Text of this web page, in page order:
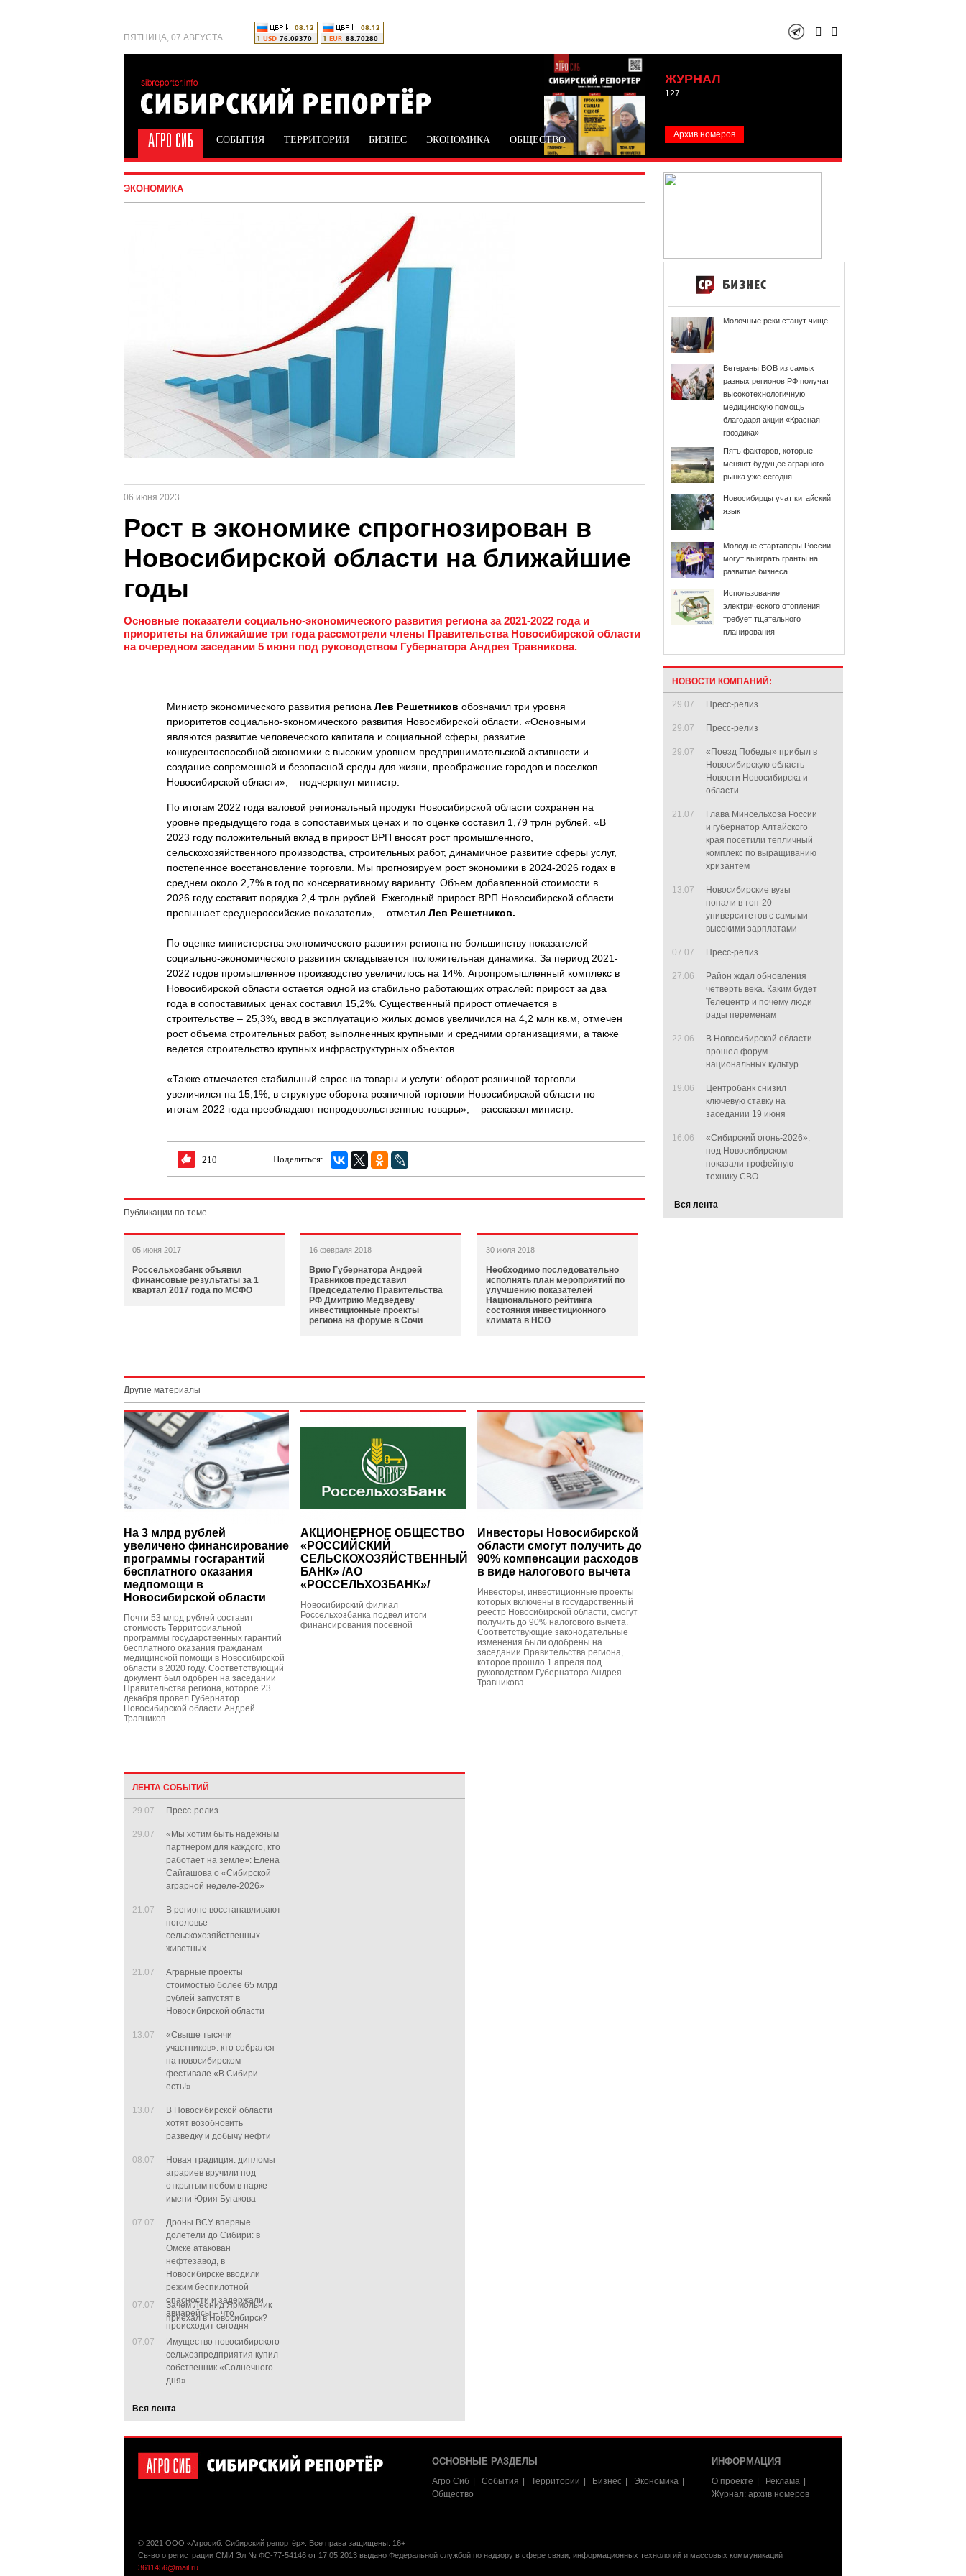
ПЯТНИЦА, 07 АВГУСТА
ЖУРНАЛ
127
Архив номеров
СОБЫТИЯ ТЕРРИТОРИИ БИЗНЕС ЭКОНОМИКА ОБЩЕСТВО
ЭКОНОМИКА
06 июня 2023
Рост в экономике спрогнозирован в
Новосибирской области на ближайшие
годы
Основные показатели социально-экономического развития региона за 2021-2022 года и
приоритеты на ближайшие три года рассмотрели члены Правительства Новосибирской области
на очередном заседании 5 июня под руководством Губернатора Андрея Травникова.
Министр экономического развития региона Лев Решетников обозначил три уровня
приоритетов социально-экономического развития Новосибирской области. «Основными
являются развитие человеческого капитала и социальной сферы, развитие
конкурентоспособной экономики с высоким уровнем предпринимательской активности и
создание современной и безопасной среды для жизни, преображение городов и поселков
Новосибирской области», – подчеркнул министр.
По итогам 2022 года валовой региональный продукт Новосибирской области сохранен на
уровне предыдущего года в сопоставимых ценах и по оценке составил 1,79 трлн рублей. «В
2023 году положительный вклад в прирост ВРП вносят рост промышленного,
сельскохозяйственного производства, строительных работ, динамичное развитие сферы услуг,
постепенное восстановление торговли. Мы прогнозируем рост экономики в 2024-2026 годах в
среднем около 2,7% в год по консервативному варианту. Объем добавленной стоимости в
2026 году составит порядка 2,4 трлн рублей. Ежегодный прирост ВРП Новосибирской области
превышает среднероссийские показатели», – отметил Лев Решетников.
По оценке министерства экономического развития региона по большинству показателей
социально-экономического развития складывается положительная динамика. За период 2021-
2022 годов промышленное производство увеличилось на 14%. Агропромышленный комплекс в
Новосибирской области остается одной из стабильно работающих отраслей: прирост за два
года в сопоставимых ценах составил 15,2%. Существенный прирост отмечается в
строительстве – 25,3%, ввод в эксплуатацию жилых домов увеличился на 4,2 млн кв.м, отмечен
рост объема строительных работ, выполненных крупными и средними организациями, а также
ведется строительство крупных инфраструктурных объектов.
«Также отмечается стабильный спрос на товары и услуги: оборот розничной торговли
увеличился на 15,1%, в структуре оборота розничной торговли Новосибирской области по
итогам 2022 года преобладают непродовольственные товары», – рассказал министр.
210 Поделиться:
Публикации по теме
05 июня 2017
Россельхозбанк объявил
финансовые результаты за 1
квартал 2017 года по МСФО
16 февраля 2018
Врио Губернатора Андрей
Травников представил
Председателю Правительства
РФ Дмитрию Медведеву
инвестиционные проекты
региона на форуме в Сочи
30 июля 2018
Необходимо последовательно
исполнять план мероприятий по
улучшению показателей
Национального рейтинга
состояния инвестиционного
климата в НСО
Другие материалы
На 3 млрд рублей
увеличено финансирование
программы госгарантий
бесплатного оказания
медпомощи в
Новосибирской области
Почти 53 млрд рублей составит
стоимость Территориальной
программы государственных гарантий
бесплатного оказания гражданам
медицинской помощи в Новосибирской
области в 2020 году. Соответствующий
документ был одобрен на заседании
Правительства региона, которое 23
декабря провел Губернатор
Новосибирской области Андрей
Травников.
АКЦИОНЕРНОЕ ОБЩЕСТВО
«РОССИЙСКИЙ
СЕЛЬСКОХОЗЯЙСТВЕННЫЙ
БАНК» /АО
«РОССЕЛЬХОЗБАНК»/
Новосибирский филиал
Россельхозбанка подвел итоги
финансирования посевной
Инвесторы Новосибирской
области смогут получить до
90% компенсации расходов
в виде налогового вычета
Инвесторы, инвестиционные проекты
которых включены в государственный
реестр Новосибирской области, смогут
получить до 90% налогового вычета.
Соответствующие законодательные
изменения были одобрены на
заседании Правительства региона,
которое прошло 1 апреля под
руководством Губернатора Андрея
Травникова.
ЛЕНТА СОБЫТИЙ
29.07 Пресс-релиз
29.07
«Мы хотим быть надежным
партнером для каждого, кто
работает на земле»: Елена
Сайгашова о «Сибирской
аграрной неделе-2026»
21.07
В регионе восстанавливают
поголовье
сельскохозяйственных
животных.
21.07
Аграрные проекты
стоимостью более 65 млрд
рублей запустят в
Новосибирской области
13.07
«Свыше тысячи
участников»: кто собрался
на новосибирском
фестивале «В Сибири —
есть!»
13.07
В Новосибирской области
хотят возобновить
разведку и добычу нефти
08.07
Новая традиция: дипломы
аграриев вручили под
открытым небом в парке
имени Юрия Бугакова
07.07
Дроны ВСУ впервые
долетели до Сибири: в
Омске атакован
нефтезавод, в
Новосибирске вводили
режим беспилотной
опасности и задержали
авиарейсы – что
происходит сегодня
07.07
Зачем Леонид Ярмольник
приехал в Новосибирск?
07.07
Имущество новосибирского
сельхозпредприятия купил
собственник «Солнечного
дня»
Вся лента
Молочные реки станут чище
Ветераны ВОВ из самых
разных регионов РФ получат
высокотехнологичную
медицинскую помощь
благодаря акции «Красная
гвоздика»
Пять факторов, которые
меняют будущее аграрного
рынка уже сегодня
Новосибирцы учат китайский
язык
Молодые стартаперы России
могут выиграть гранты на
развитие бизнеса
Использование
электрического отопления
требует тщательного
планирования
НОВОСТИ КОМПАНИЙ:
29.07 Пресс-релиз
29.07 Пресс-релиз
29.07
«Поезд Победы» прибыл в
Новосибирскую область —
Новости Новосибирска и
области
21.07
Глава Минсельхоза России
и губернатор Алтайского
края посетили тепличный
комплекс по выращиванию
хризантем
13.07
Новосибирские вузы
попали в топ-20
университетов с самыми
высокими зарплатами
07.07 Пресс-релиз
27.06
Район ждал обновления
четверть века. Каким будет
Телецентр и почему люди
рады переменам
22.06
В Новосибирской области
прошел форум
национальных культур
19.06
Центробанк снизил
ключевую ставку на
заседании 19 июня
16.06
«Сибирский огонь-2026»:
под Новосибирском
показали трофейную
технику СВО
Вся лента
ОСНОВНЫЕ РАЗДЕЛЫ
Агро Сиб События Территории Бизнес
Экономика
Общество
ИНФОРМАЦИЯ
О проекте
Реклама
Журнал: архив номеров
© 2021 ООО «Агросиб. Сибирский репортёр». Все права защищены. 16+
Св-во о регистрации СМИ Эл № ФС-77-54146 от 17.05.2013 выдано Федеральной службой по надзору в сфере связи, информационных технологий и массовых коммуникаций
3611456@mail.ru